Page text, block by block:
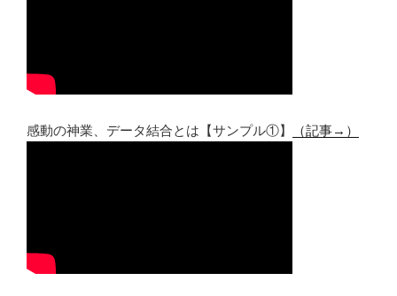
感動の神業、データ結合とは【サンプル①】 （記事→）